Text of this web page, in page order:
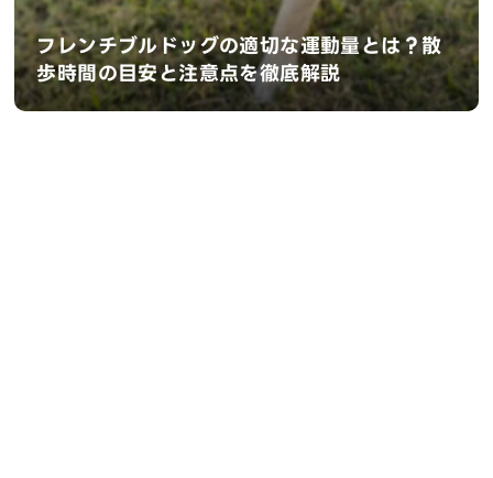
フレンチブルドッグの適切な運動量とは？散
歩時間の目安と注意点を徹底解説